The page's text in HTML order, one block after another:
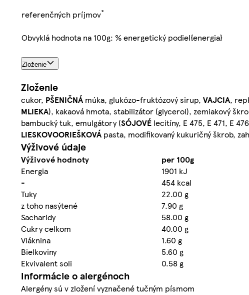
referenčných príjmov*
Obvyklá hodnota na 100g: % energetický podiel{energia}
Zloženie
Zloženie
cukor, PŠENIČNÁ múka, glukózo-fruktózový sirup, VAJCIA,
MLIEKA), kakaová hmota, stabilizátor (glycerol), zemiakový
bambucký tuk, emulgátory (SÓJOVÉ lecitíny, E 475, E 471, E
LIESKOVOORIEŠKOVÁ pasta, modifikovaný kukuričný škrob,
Výživové údaje
Výživové hodnoty per 100g
Energia
1901 kJ
-
454 kcal
Tuky
22.00 g
z toho nasýtené
7.90 g
Sacharidy
58.00 g
Cukry celkom
40.00 g
Vláknina
1.60 g
Bielkoviny
5.60 g
Ekvivalent soli
0.58 g
Informácie o alergénoch
Alergény sú v zložení vyznačené tučným písmom